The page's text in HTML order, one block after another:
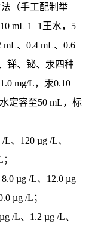
（手工配制举
mL 1+1王水，5
mL、0.4 mL、0.6
锑、铋、汞四种
mg/L，汞0.10
定容至50 mL，标
、120 µg /L、
µg /L、12.0 µg
µg /L；
/L、1.2 µg /L、